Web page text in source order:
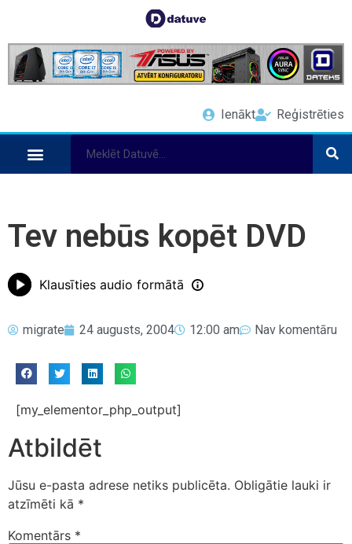
Ienākt Reģistrēties
Tev nebūs kopēt DVD
Klausīties audio formātā
migrate 24 augusts, 2004 12:00 am Nav komentāru
[my_elementor_php_output]
Atbildēt
Jūsu e-pasta adrese netiks publicēta. Obligātie lauki ir
atzīmēti kā *
Komentārs *